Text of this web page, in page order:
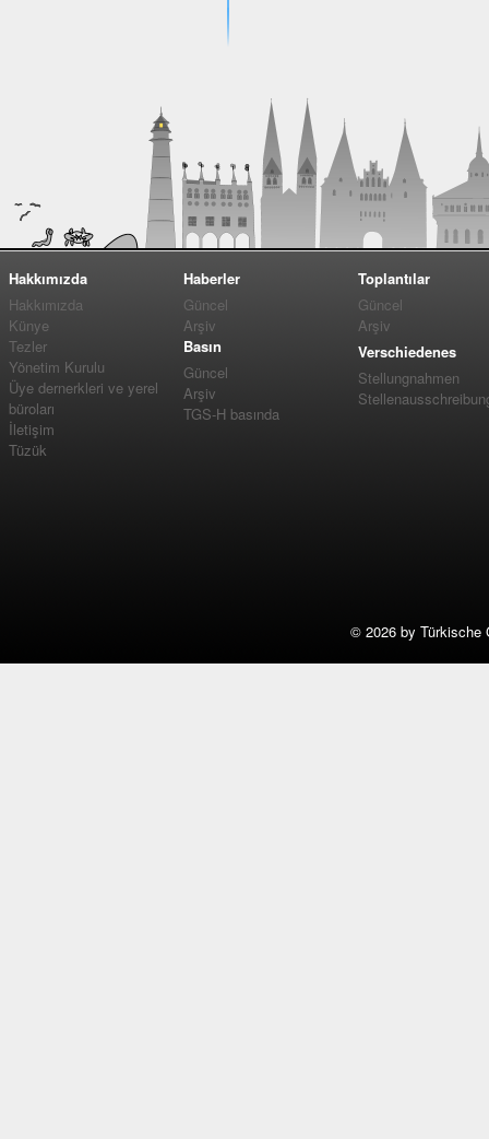
Hakkımızda
Hakkımızda
Künye
Tezler
Yönetim Kurulu
Üye dernerkleri ve yerel
büroları
İletişim
Tüzük
Haberler
Güncel
Arşiv
Basın
Güncel
Arşiv
TGS-H basında
Toplantılar
Güncel
Arşiv
Verschiedenes
Stellungnahmen
© 2026 by Türkische